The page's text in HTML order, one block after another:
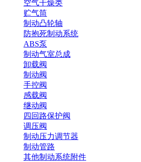
空气干燥类
贮气筒
制动凸轮轴
防抱死制动系统
ABS泵
制动气室总成
卸载阀
制动阀
手控阀
感载阀
继动阀
四回路保护阀
调压阀
制动压力调节器
制动管路
其他制动系统附件